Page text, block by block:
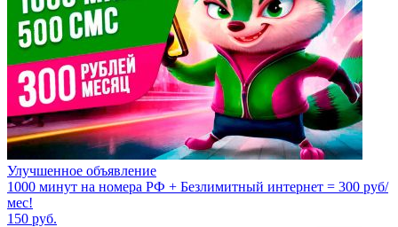
Улучшенное объявление
1000 минут на номера РФ + Безлимитный интернет = 300 руб/
мес!
150 руб.